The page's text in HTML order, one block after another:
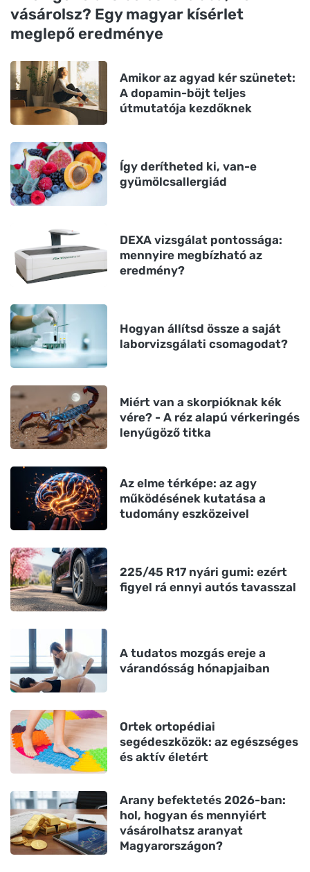
vásárolsz? Egy magyar kísérlet
meglepő eredménye
Amikor az agyad kér szünetet:
A dopamin-böjt teljes
útmutatója kezdőknek
Így derítheted ki, van-e
gyümölcsallergiád
DEXA vizsgálat pontossága:
mennyire megbízható az
eredmény?
Hogyan állítsd össze a saját
laborvizsgálati csomagodat?
Miért van a skorpióknak kék
vére? - A réz alapú vérkeringés
lenyűgöző titka
Az elme térképe: az agy
működésének kutatása a
tudomány eszközeivel
225/45 R17 nyári gumi: ezért
figyel rá ennyi autós tavasszal
A tudatos mozgás ereje a
várandósság hónapjaiban
Ortek ortopédiai
segédeszközök: az egészséges
és aktív életért
Arany befektetés 2026-ban:
hol, hogyan és mennyiért
vásárolhatsz aranyat
Magyarországon?